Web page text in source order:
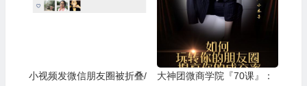
小视频发微信朋友圈被折叠/
大神团微商学院『70课』：